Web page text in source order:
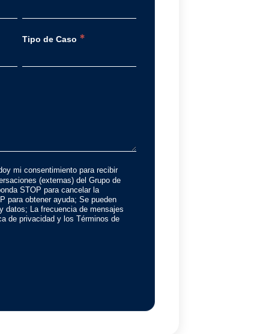
Tipo de Caso *
mi consentimiento para recibir
(externas) del Grupo de
STOP para cancelar la
para obtener ayuda; Se pueden
datos; La frecuencia de mensajes
de privacidad y los Términos de